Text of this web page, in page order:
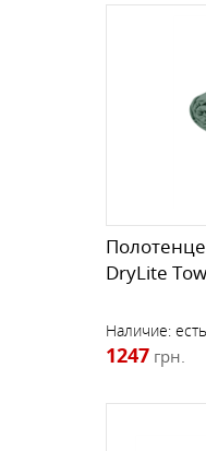
DryLite
Наличие: есть
1247 грн.